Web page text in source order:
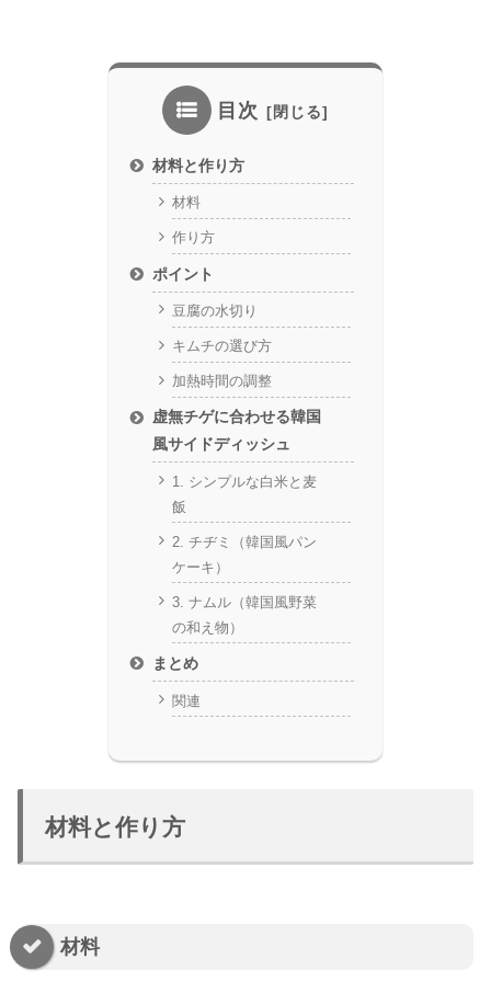
目次
材料と作り方
材料
作り方
ポイント
豆腐の水切り
キムチの選び方
加熱時間の調整
虚無チゲに合わせる韓国
風サイドディッシュ
1. シンプルな白米と麦
飯
2. チヂミ（韓国風パン
ケーキ）
3. ナムル（韓国風野菜
の和え物）
まとめ
関連
材料と作り方
材料